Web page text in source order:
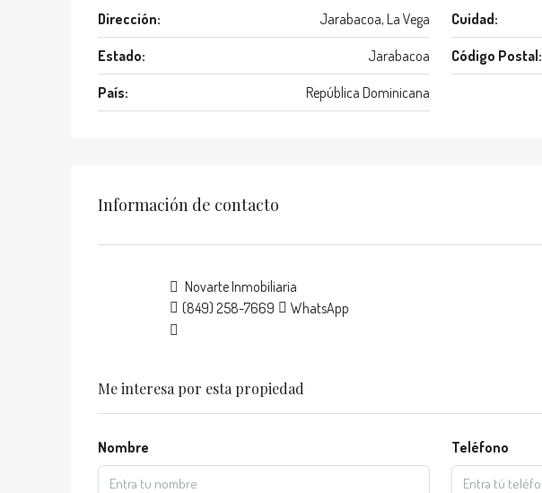
Dirección: Jarabacoa, La Vega Cuidad:
Estado: Jarabacoa Código Postal:
País: República Dominicana
Información de contacto
Novarte Inmobiliaria
(849) 258-7669
WhatsApp
Me interesa por esta propiedad
Nombre Teléfono